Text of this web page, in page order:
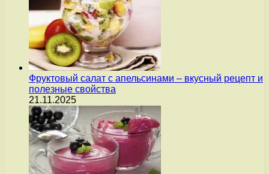
Фруктовый салат с апельсинами – вкусный рецепт и
полезные свойства
21.11.2025